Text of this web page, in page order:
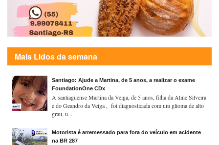
Mais Lidos da semana
Santiago: Ajude a Martina, de 5 anos, a realizar o exame
FoundationOne CDx
A santiaguense Martina da Veiga, de 5 anos, filha da Aline Silveira
e do Geandro da Veiga , foi diagnosticada com um glioma de alto
grau, u...
Motorista é arremessado para fora do veículo em acidente
na BR 287